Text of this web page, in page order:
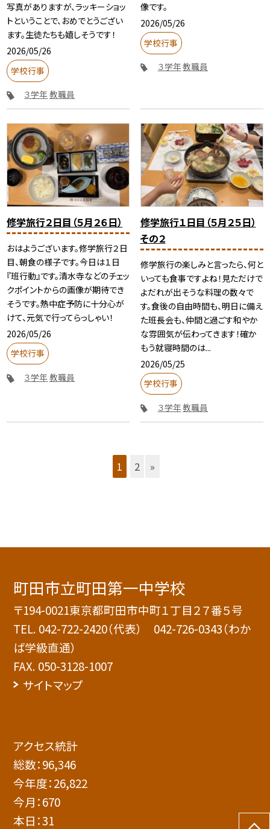
写真がありますが、ラッキーショッ
トということで、おめでとうござい
ます。生徒たちも嬉しそうです！
2026/05/26
学校行事
３学年教職員
像です。
2026/05/26
学校行事
３学年教職員
修学旅行２日目（５月２６日）
おはようございます。修学旅行２日
目、朝食の様子です。今日は１日
『班行動』です。清水寺などのチェッ
クポイントからの画像が期待でき
そうです。熱中症予防に十分心が
けて、元気で行ってらっしゃい！
2026/05/26
学校行事
３学年教職員
修学旅行１日目（５月２５日）
その２
修学旅行の楽しみと言ったら、何と
いっても食事ですよね！見ただけで
よだれが出そうな料理の数々で
す。食後の自由時間も、明日に備え
た班長会も、仲間と過ごす和やか
な雰囲気が伝わってきます！確か
もう就寝時間のは...
2026/05/25
学校行事
３学年教職員
1 2 »
町田市立町田第一中学校
〒194-0021東京都町田市中町１丁目２７番５号
TEL. 042-722-2420（代表） 042-726-0343（わか
ば学級直通）
FAX. 050-3128-1007
サイトマップ
アクセス統計
総数：96,346
今年度：26,822
今月：670
本日：31